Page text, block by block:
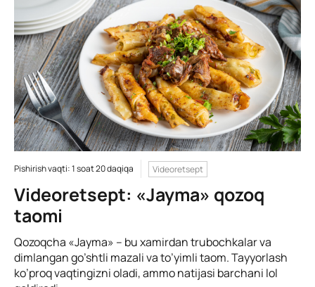
Pishirish vaqti: 1 soat 20 daqiqa Videoretsept
Videoretsept: «Jayma» qozoq
taomi
Qozoqcha «Jayma» – bu xamirdan trubochkalar va
dimlangan go’shtli mazali va to’yimli taom. Tayyorlash
ko’proq vaqtingizni oladi, ammo natijasi barchani lol